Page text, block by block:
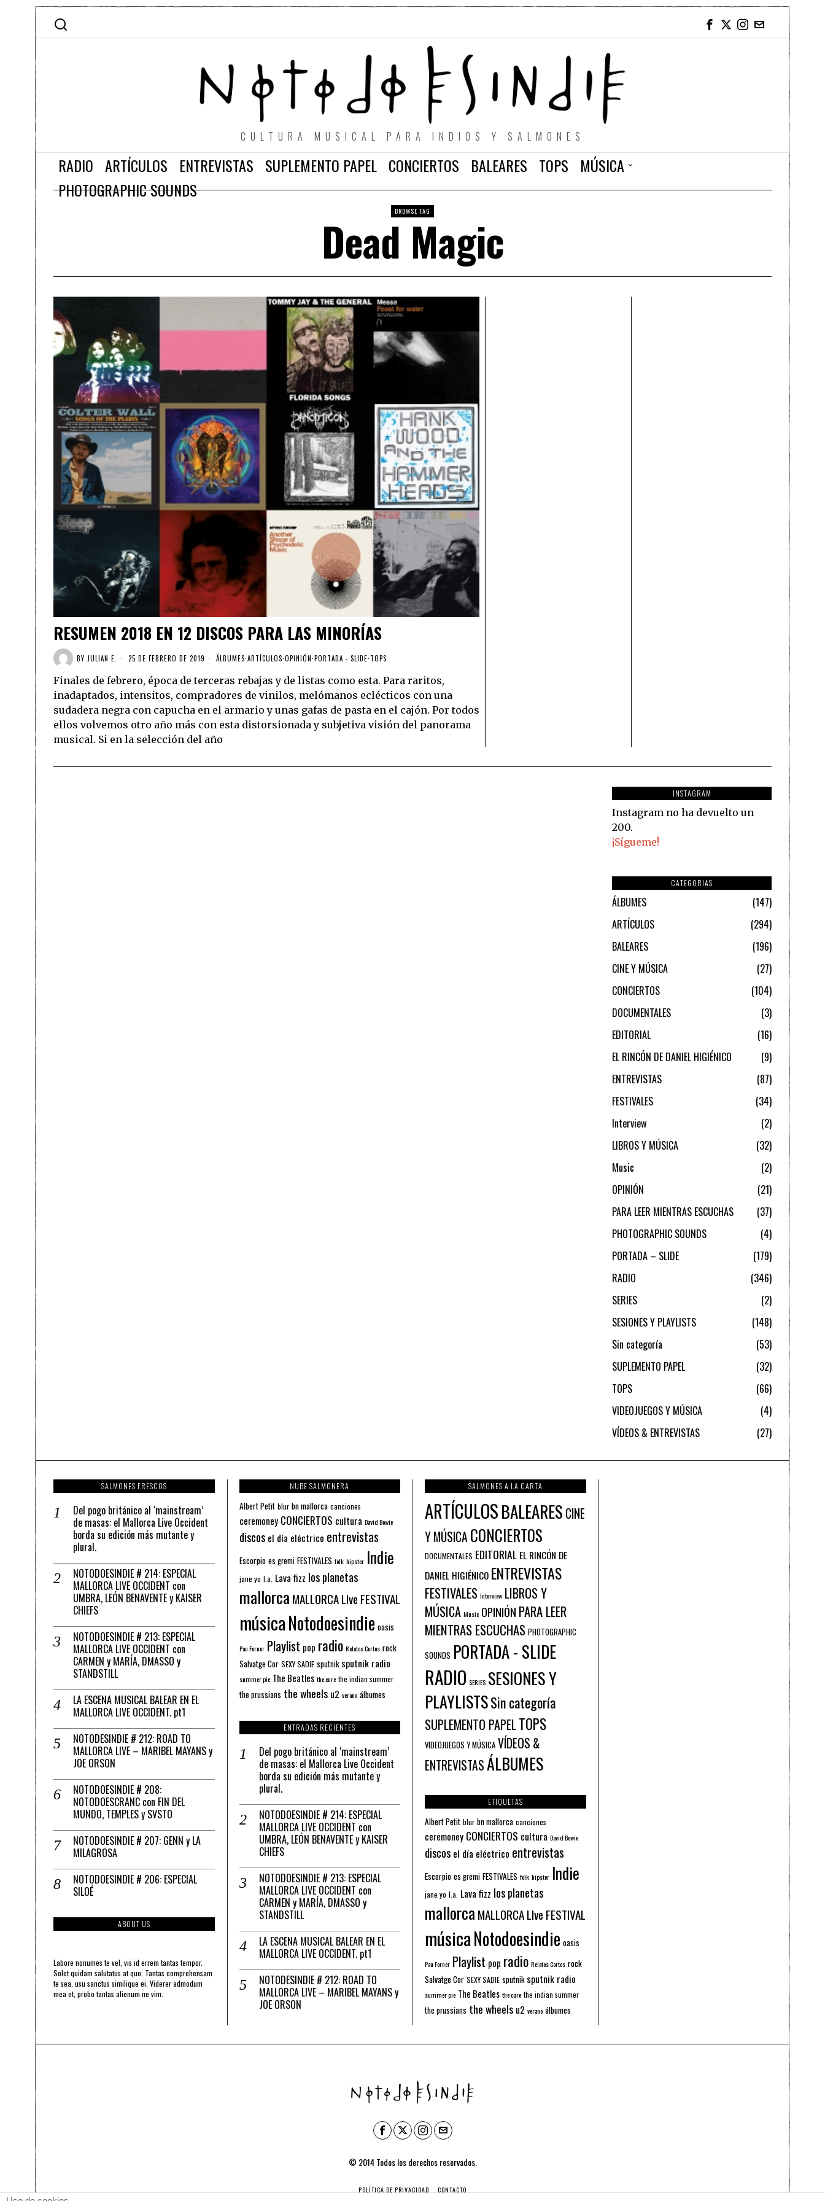
CULTURA MUSICAL PARA INDIOS Y SALMONES
RADIO ARTÍCULOS ENTREVISTAS SUPLEMENTO PAPEL CONCIERTOS BALEARES TOPS
MÚSICA
PHOTOGRAPHIC SOUNDS
BROWSE TAG
Dead Magic
RESUMEN 2018 EN 12 DISCOS PARA LAS MINORÍAS
BY JULIAN E. 25 DE FEBRERO DE 2019 ÁLBUMES·ARTÍCULOS·OPINIÓN·PORTADA - SLIDE·TOPS
Finales de febrero, época de terceras rebajas y de listas como esta. Para raritos,
inadaptados, intensitos, compradores de vinilos, melómanos eclécticos con una
sudadera negra con capucha en el armario y unas gafas de pasta en el cajón. Por todos
ellos volvemos otro año más con esta distorsionada y subjetiva visión del panorama
musical. Si en la selección del año
INSTAGRAM
Instagram no ha devuelto un
200.
¡Sígueme!
CATEGORIAS
ÁLBUMES
147
ARTÍCULOS
294
BALEARES
196
CINE Y MÚSICA
27
CONCIERTOS
104
DOCUMENTALES
3
EDITORIAL
16
EL RINCÓN DE DANIEL HIGIÉNICO
9
ENTREVISTAS
87
FESTIVALES
34
Interview
2
LIBROS Y MÚSICA
32
Music
2
OPINIÓN
21
PARA LEER MIENTRAS ESCUCHAS
37
PHOTOGRAPHIC SOUNDS
4
PORTADA – SLIDE
179
RADIO
346
SERIES
2
SESIONES Y PLAYLISTS
148
Sin categoría
53
SUPLEMENTO PAPEL
32
TOPS
66
VIDEOJUEGOS Y MÚSICA
4
VÍDEOS & ENTREVISTAS
27
SALMONES FRESCOS
Del pogo británico al ‘mainstream’
de masas: el Mallorca Live Occident
borda su edición más mutante y
plural.
NOTODOESINDIE # 214: ESPECIAL
MALLORCA LIVE OCCIDENT con
UMBRA, LEÓN BENAVENTE y KAISER
CHIEFS
NOTODOESINDIE # 213: ESPECIAL
MALLORCA LIVE OCCIDENT con
CARMEN y MARÍA, DMASSO y
STANDSTILL
LA ESCENA MUSICAL BALEAR EN EL
MALLORCA LIVE OCCIDENT. pt1
NOTODESINDIE # 212: ROAD TO
MALLORCA LIVE – MARIBEL MAYANS y
JOE ORSON
NOTODOESINDIE # 208:
NOTODOESCRANC con FIN DEL
MUNDO, TEMPLES y SVSTO
NOTODOESINDIE # 207: GENN y LA
MILAGROSA
NOTODOESINDIE # 206: ESPECIAL
SILOÉ
ABOUT US
Labore nonumes te vel, vis id errem tantas tempor.
Solet quidam salutatus at quo. Tantas comprehensam
te sea, usu sanctus similique ei. Viderer admodum
mea et, probo tantas alienum ne vim.
NUBE SALMONERA
Albert Petit blur bn mallorca canciones
ceremoney CONCIERTOS cultura David Bowie
discos el día eléctrico entrevistas
Escorpio es gremi FESTIVALES folk hipster Indie
jane yo l.a. Lava fizz los planetas
mallorca MALLORCA LIve FESTIVAL
músicaNotodoesindie oasis
Pau Forner Playlist pop radio Relatos Cortos rock
Salvatge Cor SEXY SADIE sputnik sputnik radio
summer pie The Beatles the cure the indian summer
the prussians the wheels u2 verano álbumes
ENTRADAS RECIENTES
Del pogo británico al ‘mainstream’
de masas: el Mallorca Live Occident
borda su edición más mutante y
plural.
NOTODOESINDIE # 214: ESPECIAL
MALLORCA LIVE OCCIDENT con
UMBRA, LEÓN BENAVENTE y KAISER
CHIEFS
NOTODOESINDIE # 213: ESPECIAL
MALLORCA LIVE OCCIDENT con
CARMEN y MARÍA, DMASSO y
STANDSTILL
LA ESCENA MUSICAL BALEAR EN EL
MALLORCA LIVE OCCIDENT. pt1
NOTODESINDIE # 212: ROAD TO
MALLORCA LIVE – MARIBEL MAYANS y
JOE ORSON
SALMONES A LA CARTA
ARTÍCULOSBALEARES CINE
Y MÚSICA CONCIERTOS
DOCUMENTALES EDITORIAL EL RINCÓN DE
DANIEL HIGIÉNICO ENTREVISTAS
FESTIVALES Interview LIBROS Y
MÚSICA Music OPINIÓN PARA LEER
MIENTRAS ESCUCHAS PHOTOGRAPHIC
SOUNDS PORTADA - SLIDE
RADIO SERIES SESIONES Y
PLAYLISTSSin categoría
SUPLEMENTO PAPELTOPS
VIDEOJUEGOS Y MÚSICA VÍDEOS &
ENTREVISTASÁLBUMES
ETIQUETAS
Albert Petit blur bn mallorca canciones
ceremoney CONCIERTOS cultura David Bowie
discos el día eléctrico entrevistas
Escorpio es gremi FESTIVALES folk hipster Indie
jane yo l.a. Lava fizz los planetas
mallorca MALLORCA LIve FESTIVAL
músicaNotodoesindie oasis
Pau Forner Playlist pop radio Relatos Cortos rock
Salvatge Cor SEXY SADIE sputnik sputnik radio
summer pie The Beatles the cure the indian summer
the prussians the wheels u2 verano álbumes
© 2014 Todos los derechos reservados.
POLÍTICA DE PRIVACIDAD CONTACTO